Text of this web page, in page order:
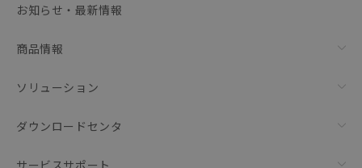
お知らせ・最新情報
商品情報
ソリューション
ダウンロードセンタ
サービスサポート